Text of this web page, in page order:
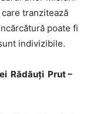
tranzitează
poate fi
indivizibile.
Rădăuți Prut –